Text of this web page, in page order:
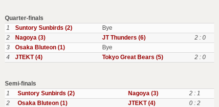
Quarter-finals
1
Suntory Sunbirds (2)
Bye
2
Nagoya (3) JT Thunders (6)
2 : 0
3
Osaka Bluteon (1)
Bye
4
JTEKT (4) Tokyo Great Bears (5) 2 : 0
Semi-finals
1
Suntory Sunbirds (2) Nagoya (3)
2 : 1
2
Osaka Bluteon (1) JTEKT (4) 0 : 2